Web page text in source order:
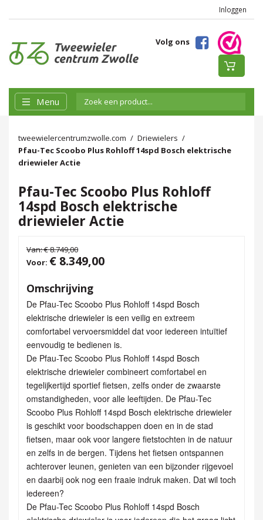
Inloggen
Volg ons
Menu
tweewielercentrumzwolle.com
Driewielers
Pfau-Tec Scoobo Plus Rohloff 14spd Bosch elektrische
driewieler Actie
Pfau-Tec Scoobo Plus Rohloff
14spd Bosch elektrische
driewieler Actie
Van:€ 8.749,00
Voor: € 8.349,00
Omschrijving
De Pfau-Tec Scoobo Plus Rohloff 14spd Bosch
elektrische driewieler is een veilig en extreem
comfortabel vervoersmiddel dat voor iedereen intuïtief
eenvoudig te bedienen is.
De Pfau-Tec Scoobo Plus Rohloff 14spd Bosch
elektrische driewieler combineert comfortabel en
tegelijkertijd sportief fietsen, zelfs onder de zwaarste
omstandigheden, voor alle leeftijden. De Pfau-Tec
Scoobo Plus Rohloff 14spd Bosch elektrische driewieler
is geschikt voor boodschappen doen en in de stad
fietsen, maar ook voor langere fietstochten in de natuur
en zelfs in de bergen. Tijdens het fietsen ontspannen
achterover leunen, genieten van een bijzonder rijgevoel
en daarbij ook nog een fraaie indruk maken. Dat wil toch
iedereen?
De Pfau-Tec Scoobo Plus Rohloff 14spd Bosch